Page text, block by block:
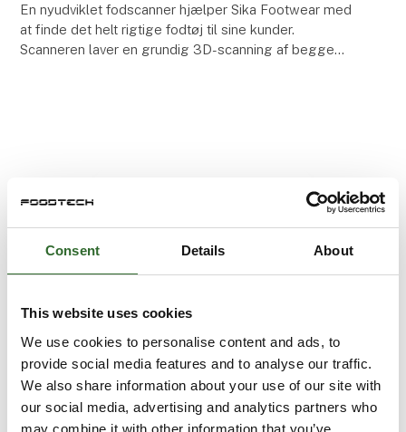
Consent Details About
This website uses cookies
We use cookies to personalise content and ads, to
provide social media features and to analyse our traffic.
We also share information about your use of our site with
our social media, advertising and analytics partners who
may combine it with other information that you’ve
En nyudviklet fodscanner hjælper Sika Footwear med
at finde det helt rigtige fodtøj til sine kunder.
Scanneren laver en grundig 3D-scanning af begge
Artikel er skrevet af: